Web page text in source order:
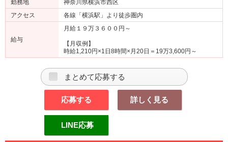
勤務地
神奈川県横浜市西区
アクセス
各線「横浜駅」より徒歩圏内
給与
月給１９万３６００円～
【月収例】
時給1,210円×1日8時間×月20日＝19万3,600円～
まとめて応募する
応募する 詳しく見る
LINE応募